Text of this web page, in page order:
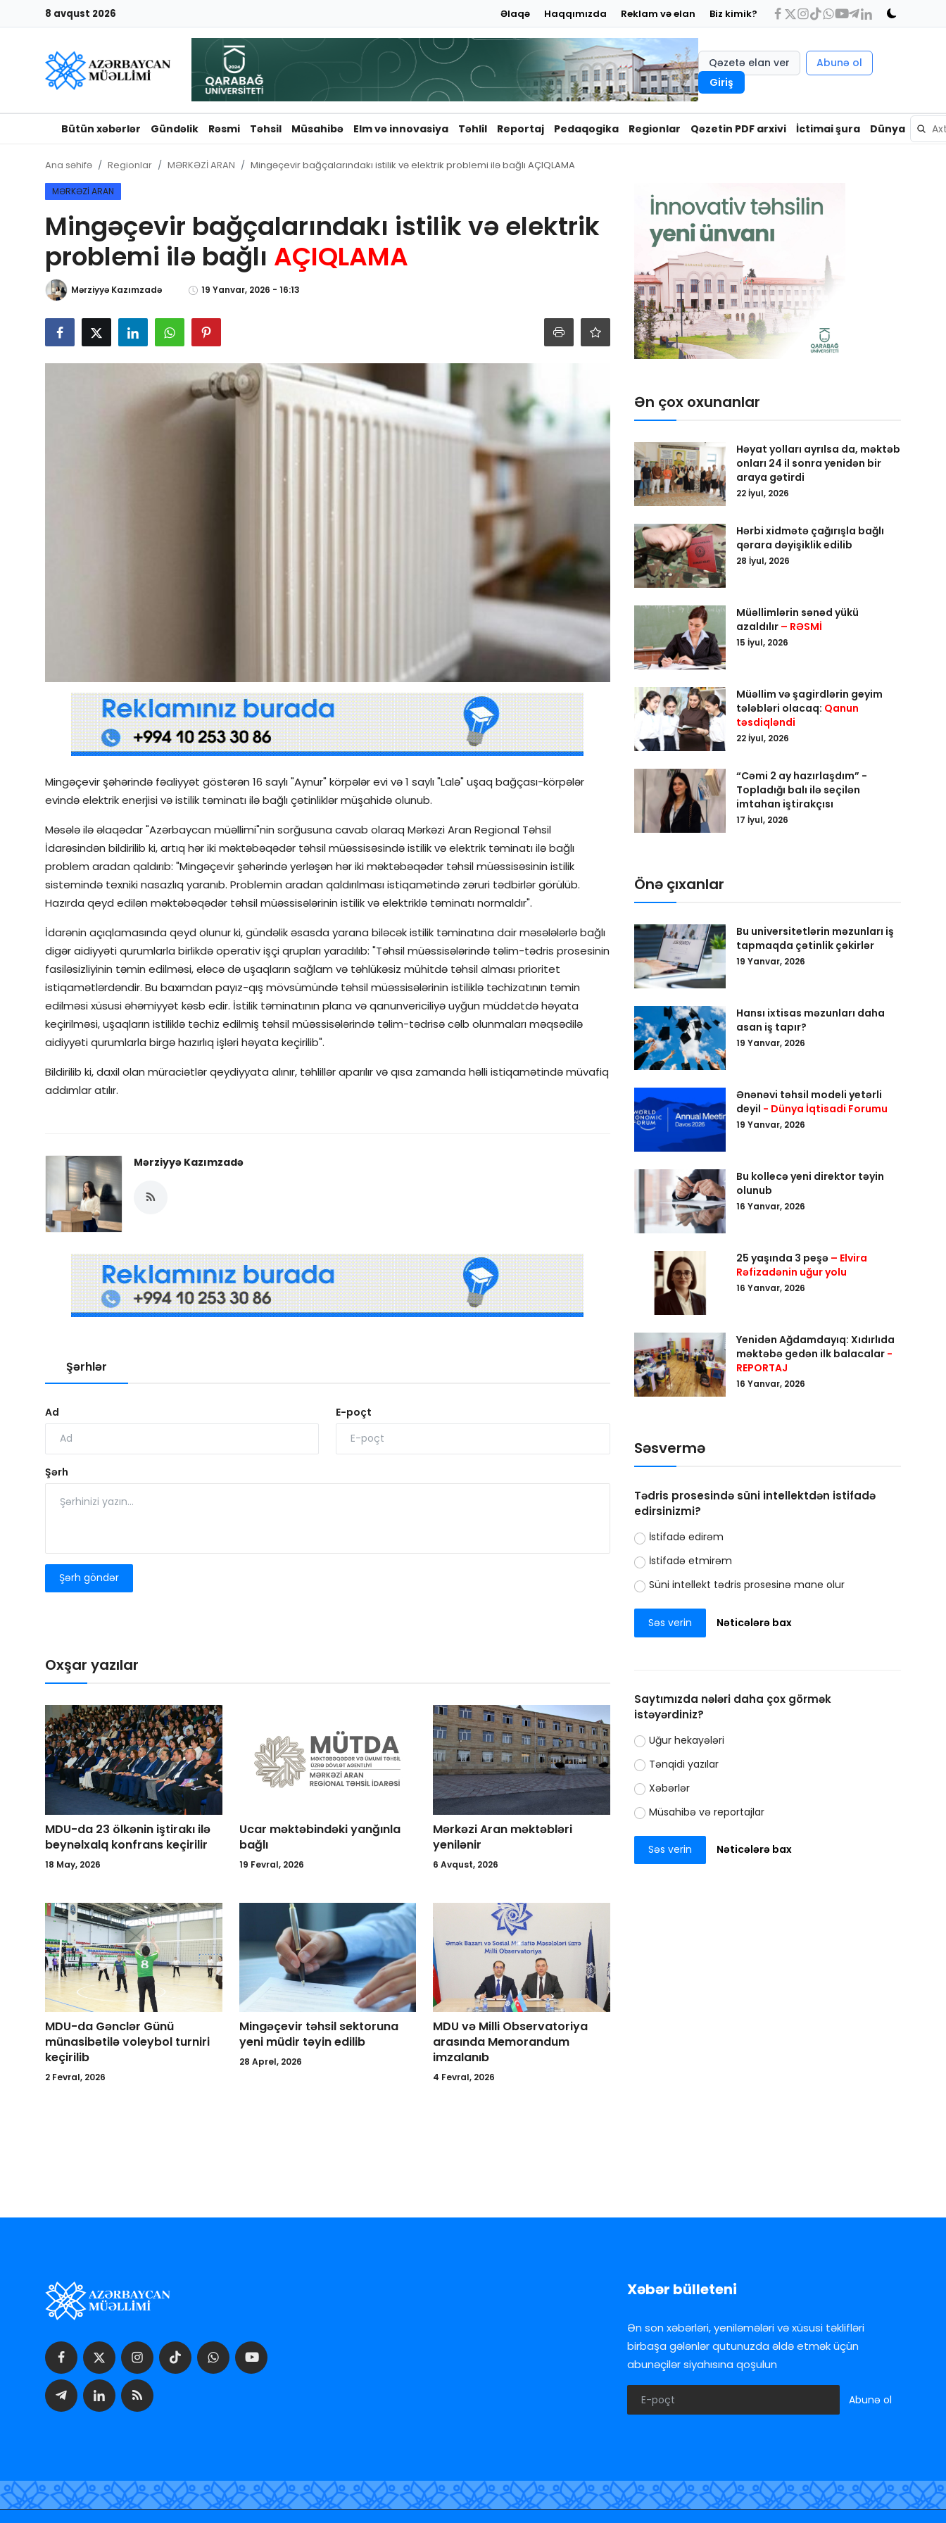
8 avqust 2026 Əlaqə Haqqımızda Reklam və elan Biz kimik?
Qəzetə elan ver
Abunə ol
Giriş
Bütün xəbərlər Gündəlik Rəsmi Təhsil Müsahibə Elm və innovasiya Təhlil Reportaj Pedaqogika Regionlar Qəzetin PDF arxivi İctimai şura Dünya
Giriş
Qeydiyyat
Qəzetə elan ver
Haqqımızda
Reklam və elan
Biz kimik?
Bütün xəbərlər
Gündəlik
Ana səhifə Regionlar MƏRKƏZİ ARAN Mingəçevir bağçalarındakı istilik və elektrik problemi ilə bağlı AÇIQLAMA
MƏRKƏZİ ARAN
Mingəçevir bağçalarındakı istilik və elektrik
problemi ilə bağlı AÇIQLAMA
Mərziyyə Kazımzadə 19 Yanvar, 2026 - 16:13
Mingəçevir şəhərində fəaliyyət göstərən 16 saylı "Aynur" körpələr evi və 1 saylı "Lalə" uşaq bağçası-körpələr
evində elektrik enerjisi və istilik təminatı ilə bağlı çətinliklər müşahidə olunub.
Məsələ ilə əlaqədar "Azərbaycan müəllimi"nin sorğusuna cavab olaraq Mərkəzi Aran Regional Təhsil
İdarəsindən bildirilib ki, artıq hər iki məktəbəqədər təhsil müəssisəsində istilik və elektrik təminatı ilə bağlı
problem aradan qaldırıb: "Mingəçevir şəhərində yerləşən hər iki məktəbəqədər təhsil müəssisəsinin istilik
sistemində texniki nasazlıq yaranıb. Problemin aradan qaldırılması istiqamətində zəruri tədbirlər görülüb.
Hazırda qeyd edilən məktəbəqədər təhsil müəssisələrinin istilik və elektriklə təminatı normaldır".
İdarənin açıqlamasında qeyd olunur ki, gündəlik əsasda yarana biləcək istilik təminatına dair məsələlərlə bağlı
digər aidiyyəti qurumlarla birlikdə operativ işçi qrupları yaradılıb: "Təhsil müəssisələrində təlim-tədris prosesinin
fasiləsizliyinin təmin edilməsi, eləcə də uşaqların sağlam və təhlükəsiz mühitdə təhsil alması prioritet
istiqamətlərdəndir. Bu baxımdan payız-qış mövsümündə təhsil müəssisələrinin istiliklə təchizatının təmin
edilməsi xüsusi əhəmiyyət kəsb edir. İstilik təminatının plana və qanunvericiliyə uyğun müddətdə həyata
keçirilməsi, uşaqların istiliklə təchiz edilmiş təhsil müəssisələrində təlim-tədrisə cəlb olunmaları məqsədilə
aidiyyəti qurumlarla birgə hazırlıq işləri həyata keçirilib".
Bildirilib ki, daxil olan müraciətlər qeydiyyata alınır, təhlillər aparılır və qısa zamanda həlli istiqamətində müvafiq
addımlar atılır.
Mərziyyə Kazımzadə
Şərhlər
Ad E-poçt
Şərh
Şərh göndər
Oxşar yazılar
MDU-da 23 ölkənin iştirakı ilə
beynəlxalq konfrans keçirilir
18 May, 2026
Ucar məktəbindəki yanğınla
bağlı
19 Fevral, 2026
Mərkəzi Aran məktəbləri
yenilənir
6 Avqust, 2026
MDU-da Gənclər Günü
münasibətilə voleybol turniri
keçirilib
2 Fevral, 2026
Mingəçevir təhsil sektoruna
yeni müdir təyin edilib
28 Aprel, 2026
MDU və Milli Observatoriya
arasında Memorandum
imzalanıb
4 Fevral, 2026
Ən çox oxunanlar
Həyat yolları ayrılsa da, məktəb
onları 24 il sonra yenidən bir
araya gətirdi
22 İyul, 2026
Hərbi xidmətə çağırışla bağlı
qərara dəyişiklik edilib
28 İyul, 2026
Müəllimlərin sənəd yükü
azaldılır – RƏSMİ
15 İyul, 2026
Müəllim və şagirdlərin geyim
tələbləri olacaq: Qanun
təsdiqləndi
22 İyul, 2026
“Cəmi 2 ay hazırlaşdım” -
Topladığı balı ilə seçilən
imtahan iştirakçısı
17 İyul, 2026
Önə çıxanlar
Bu universitetlərin məzunları iş
tapmaqda çətinlik çəkirlər
19 Yanvar, 2026
Hansı ixtisas məzunları daha
asan iş tapır?
19 Yanvar, 2026
Ənənəvi təhsil modeli yetərli
deyil - Dünya İqtisadi Forumu
19 Yanvar, 2026
Bu kollecə yeni direktor təyin
olunub
16 Yanvar, 2026
25 yaşında 3 peşə – Elvira
Rəfizadənin uğur yolu
16 Yanvar, 2026
Yenidən Ağdamdayıq: Xıdırlıda
məktəbə gedən ilk balacalar -
REPORTAJ
16 Yanvar, 2026
Səsvermə
Tədris prosesində süni intellektdən istifadə
edirsinizmi?
İstifadə edirəm
İstifadə etmirəm
Süni intellekt tədris prosesinə mane olur
Səs verin Nəticələrə bax
Saytımızda nələri daha çox görmək
istəyərdiniz?
Uğur hekayələri
Tənqidi yazılar
Xəbərlər
Müsahibə və reportajlar
Səs verin Nəticələrə bax
Xəbər bülleteni
Ən son xəbərləri, yeniləmələri və xüsusi təklifləri
birbaşa gələnlər qutunuzda əldə etmək üçün
abunəçilər siyahısına qoşulun
Abunə ol